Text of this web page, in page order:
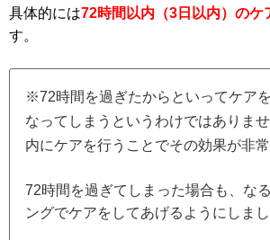
具体的には72時間以内（3日以内）のケ
す。
※72時間を過ぎたからといってケア
なってしまうというわけではありま
内にケアを行うことでその効果が非常
72時間を過ぎてしまった場合も、な
ングでケアをしてあげるようにしまし